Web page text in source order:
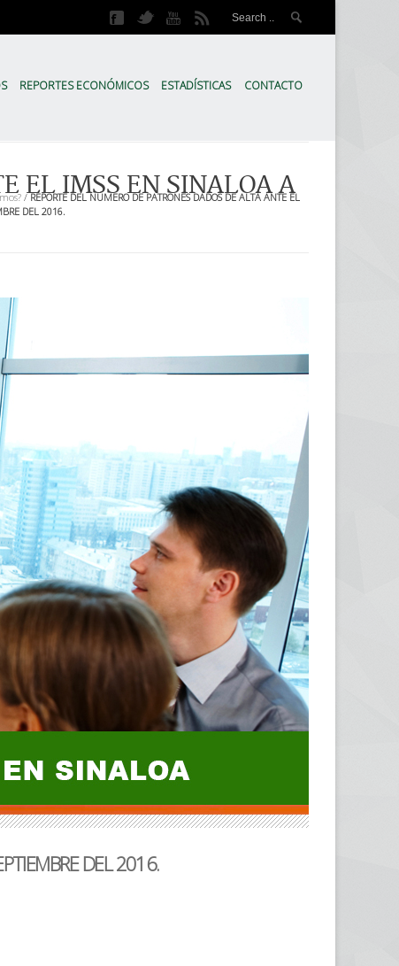
REPORTES ECONÓMICOS ESTADÍSTICAS CONTACTO
EL IMSS EN SINALOA A
/REPORTE DEL NÚMERO DE PATRONES DADOS DE ALTA ANTE EL
DEL 2016.
DEL 2016.